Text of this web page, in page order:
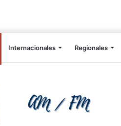
Internacionales Regionales